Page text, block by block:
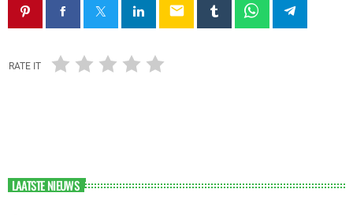
email
RATE IT
LAATSTE NIEUWS